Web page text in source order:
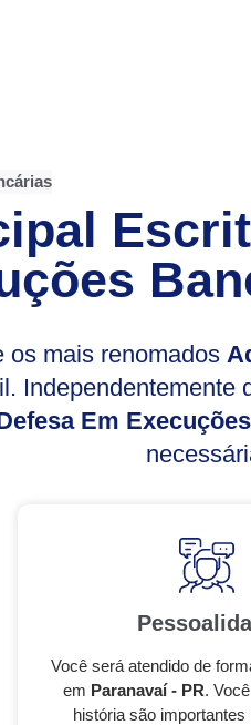
os mais renomados
Independentemente
Em
Você será atendido de
em Paranavaí - PR.
história são importantes